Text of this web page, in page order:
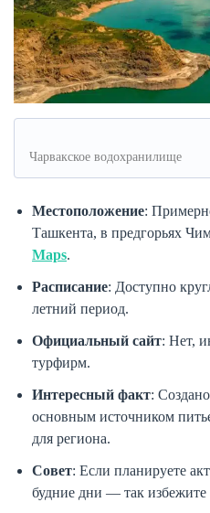
Чарвакское водохранилище
Местоположение:
Ташкента, в предгорьях
Maps.
Расписание: Доступно
летний период.
Официальный сайт: Нет,
турфирм.
Интересный факт:
основным источником
для региона.
Совет: Если планируете
будние дни — так